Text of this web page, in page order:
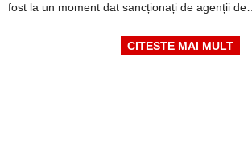
fost la un moment dat sancționați de agenții de…
CITESTE MAI MULT